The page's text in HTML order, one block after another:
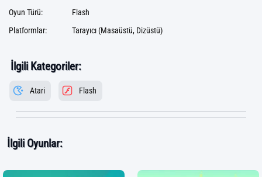
Oyun Türü:
Flash
Platformlar:
Tarayıcı (Masaüstü, Dizüstü)
İlgili Kategoriler:
Atari Flash
İlgili Oyunlar: